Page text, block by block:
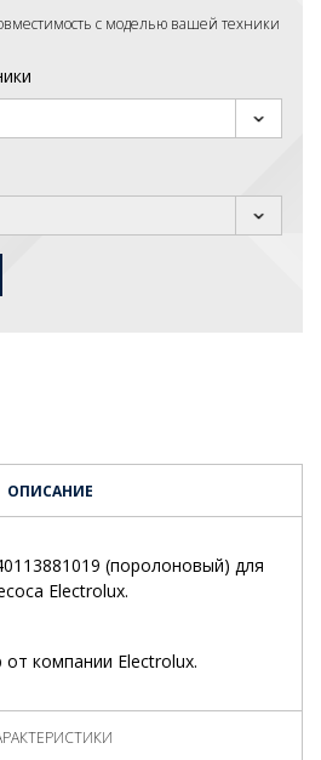
с моделью вашей техники
ОПИСАНИЕ
(поролоновый) для
Electrolux.
компании Electrolux.